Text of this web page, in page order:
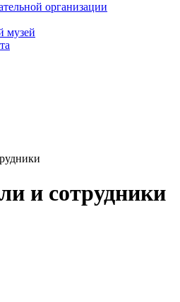
организации
музей
и сотрудники